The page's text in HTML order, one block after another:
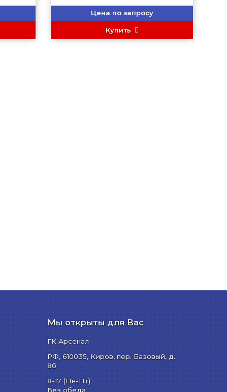
Цена по запросу
Купить
Мы открыты для Вас
ГК Арсенал
РФ, 610035, Киров, пер. Базовый, д.
8б
8-17 (Пн-Пт)
Без обеда